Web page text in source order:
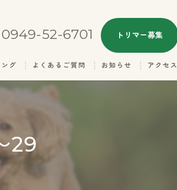
0949-52-6701 トリマー募集
ング よくあるご質問 お知らせ アクセス
29